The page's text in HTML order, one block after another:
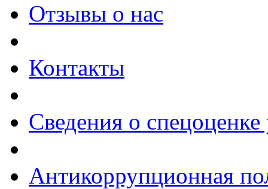
Отзывы о нас
Контакты
Сведения о
Антикоррупционная